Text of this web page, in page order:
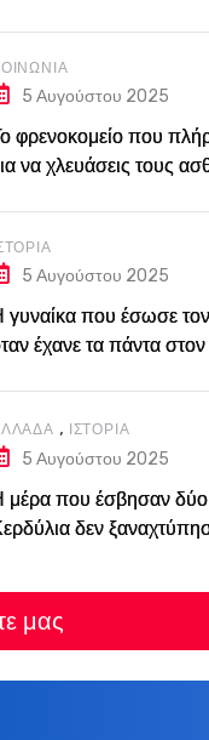
5 Αυγούστου 2025
φρενοκομείο που
να χλευάσεις τους
5 Αυγούστου 2025
γυναίκα που έσωσε
έχανε τα πάντα στον
, ΙΣΤΟΡΊΑ
5 Αυγούστου 2025
μέρα που έσβησαν δύο
δεν
μας